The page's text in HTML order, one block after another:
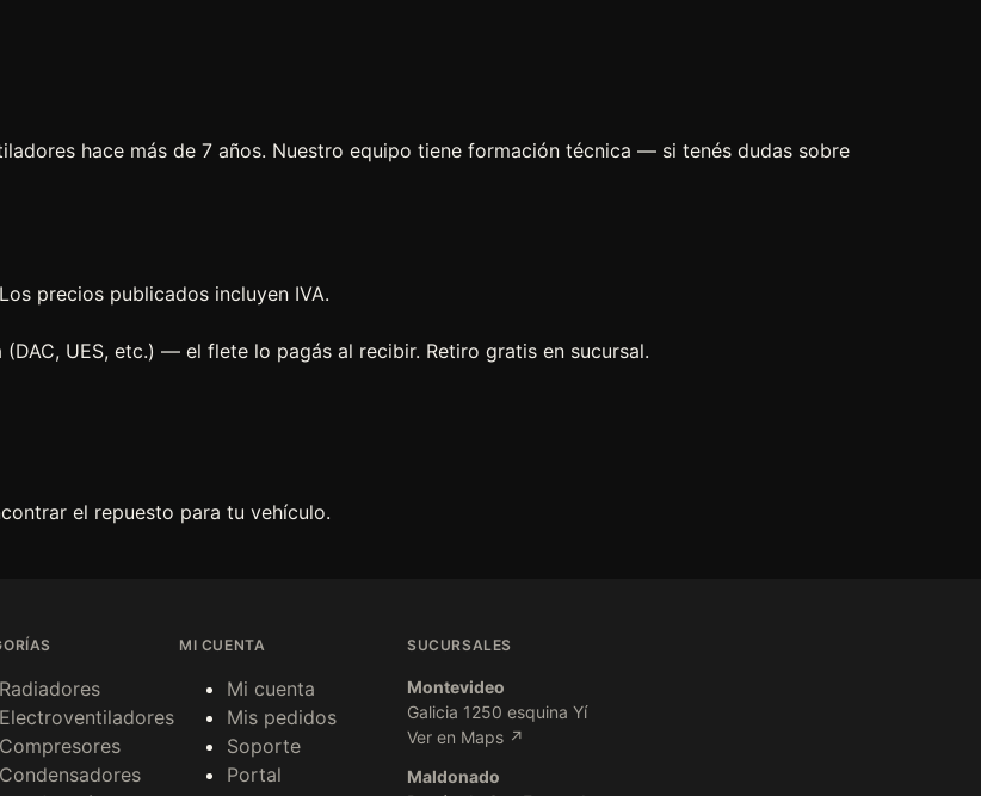
hace más de 7 años. Nuestro equipo tiene formación técnica — si tenés dudas sobre
precios publicados incluyen IVA.
UES, etc.) — el flete lo pagás al recibir. Retiro gratis en sucursal.
el repuesto para tu vehículo.
Radiadores
Electroventiladores
Compresores
Condensadores
MI CUENTA
Mi cuenta
Mis pedidos
Soporte
Portal
SUCURSALES
Montevideo
Galicia 1250 esquina Yí
Ver en Maps ↗
Maldonado